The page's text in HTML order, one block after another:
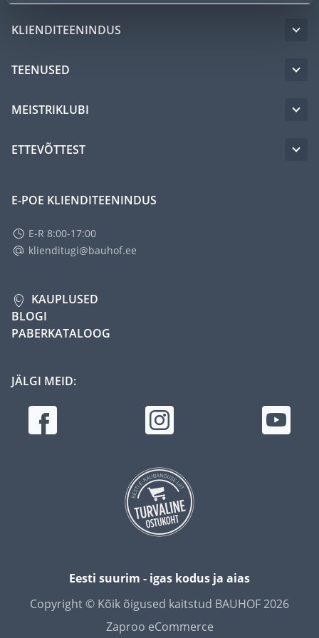
KLIENDITEENINDUS
TEENUSED
MEISTRIKLUBI
ETTEVÕTTEST
E-POE KLIENDITEENINDUS
E-R 8:00-17:00
klienditugi@bauhof.ee
KAUPLUSED
BLOGI
PABERKATALOOG
JÄLGI MEID:
Eesti suurim - igas kodus ja aias
Copyright © Kõik õigused kaitstud BAUHOF 2026
Zaproo eCommerce